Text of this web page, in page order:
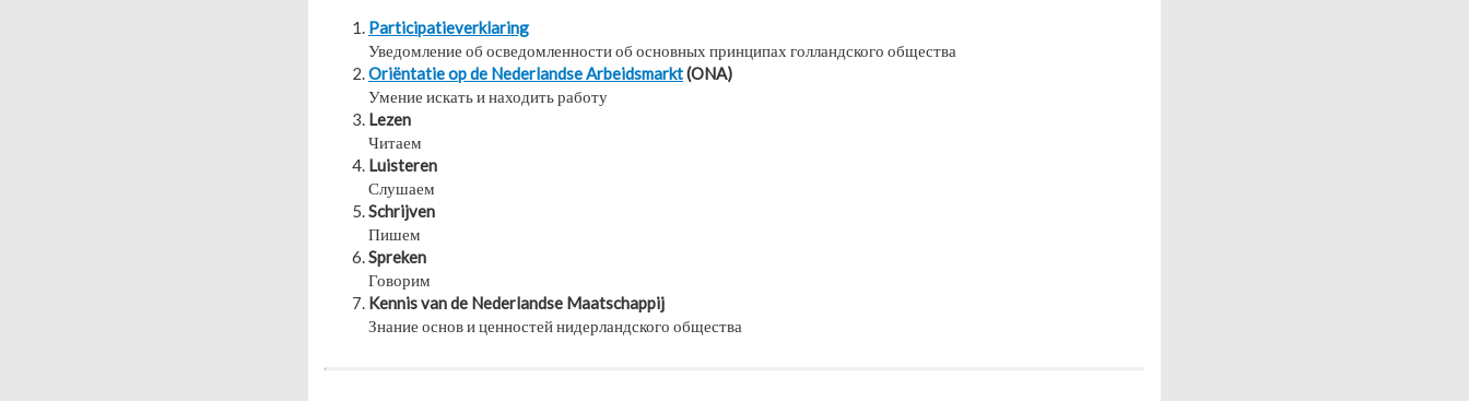
Participatieverklaring
Уведомление об осведомленности об основных принципах голландского общества
Oriëntatie op de Nederlandse Arbeidsmarkt(ONA)
Умение искать и находить работу
Lezen
Читаем
Luisteren
Слушаем
Schrijven
Пишем
Spreken
Говорим
Kennis van de Nederlandse Maatschappij
Знание основ и ценностей нидерландского общества